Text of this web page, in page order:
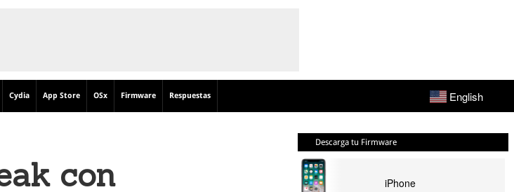
Cydia App Store OSx Firmware Respuestas English
con
Descarga tu Firmware
iPhone